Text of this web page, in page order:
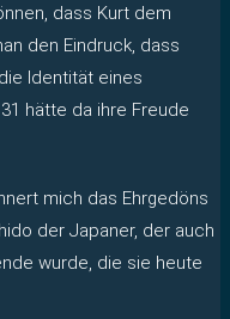
dass Kurt dem
den Eindruck, dass
Identität eines
hätte da ihre Freude
mich das Ehrgedöns
der Japaner, der auch
wurde, die sie heute